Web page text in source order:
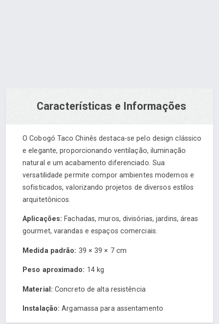
Características e Informações
O Cobogó Taco Chinês destaca-se pelo design clássico
e elegante, proporcionando ventilação, iluminação
natural e um acabamento diferenciado. Sua
versatilidade permite compor ambientes modernos e
sofisticados, valorizando projetos de diversos estilos
arquitetônicos.
Aplicações: Fachadas, muros, divisórias, jardins, áreas
gourmet, varandas e espaços comerciais.
Medida padrão: 39 × 39 × 7 cm
Peso aproximado: 14 kg
Material: Concreto de alta resistência
Instalação: Argamassa para assentamento